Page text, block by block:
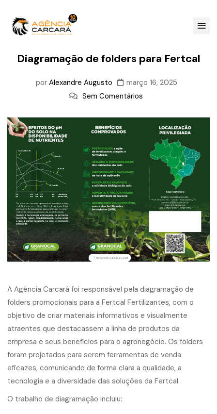
Diagramação de folders para Fertcal
por Alexandre Augusto
março 16, 2025
Sem Comentários
A Agência Carcará foi responsável pela diagramação de
folders promocionais para a Fertcal Fertilizantes, com o
objetivo de criar materiais informativos e visualmente
atraentes que destacassem a linha de produtos da
empresa e seus benefícios para o agronegócio. Os folders
foram projetados para serem ferramentas de venda
eficazes, comunicando de forma clara a qualidade, a
tecnologia e a diversidade das soluções da Fertcal.
O trabalho de diagramação incluiu: